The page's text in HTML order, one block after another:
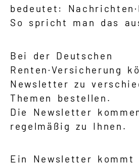
bedeutet:
So spricht man das
Bei der Deutschen
Renten·Versicherung
Newsletter zu
Themen bestellen.
Die Newsletter
regelmäßig zu Ihnen.
Ein Newsletter kommt